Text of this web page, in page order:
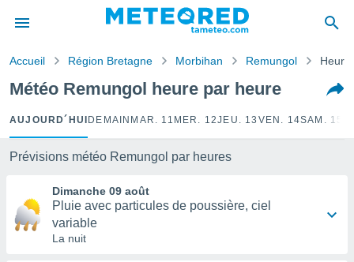
de
a
Vous
en
Accueil Région Bretagne Morbihan Remungol
Météo Remungol heure par heure
AUJOURD´HUI DEMAIN MAR. 11 MER. 12JEU. 13 VEN. 14SAM. 15
Prévisions météo Remungol par heures
Dimanche 09 août
Pluie avec particules de poussière, ciel
variable
La nuit